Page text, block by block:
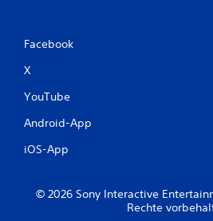
Facebook
X
YouTube
Android-App
iOS-App
© 2026 Sony Interactive
Rechte